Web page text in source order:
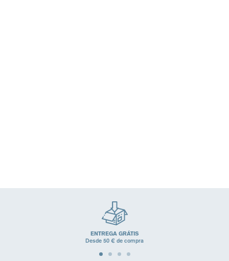
ENTREGA GRÁTIS
Desde 50 € de compra